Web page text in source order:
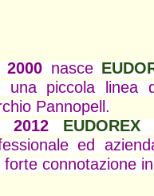
2000 nasce
una piccola linea
Pannopell.
2012
EUDOREX
ed
forte connotazione